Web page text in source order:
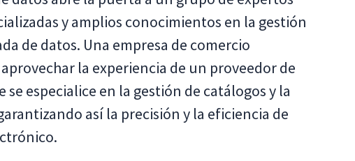
y amplios conocimientos en la gestión
de datos. Una empresa de comercio
la experiencia de un proveedor de
especialice en la gestión de catálogos y la
así la precisión y la eficiencia de